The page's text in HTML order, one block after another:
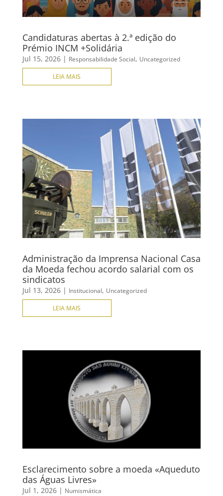
Candidaturas abertas à 2.ª edição do
Prémio INCM +Solidária
Jul 15, 2026| Responsabilidade Social, Uncategorized
LEIA MAIS
Administração da Imprensa Nacional Casa
da Moeda fechou acordo salarial com os
sindicatos
Jul 13, 2026| Institucional, Uncategorized
LEIA MAIS
Esclarecimento sobre a moeda «Aqueduto
das Águas Livres»
Jul 1, 2026| Numismática